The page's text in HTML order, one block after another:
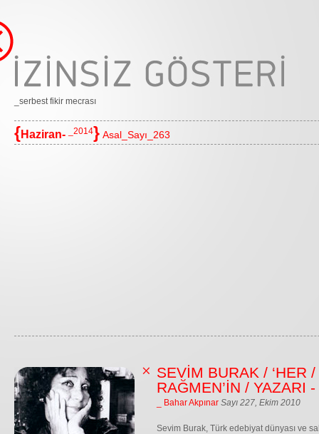
_serbest fikir mecrası
{Haziran- _2014} Asal_Sayı_263
SEVİM BURAK / ‘HER
RAĞMEN’İN / YAZARI
_ Bahar Akpınar Sayı 227, Ekim 2010
Sevim Burak, Türk edebiyat dünyası ve